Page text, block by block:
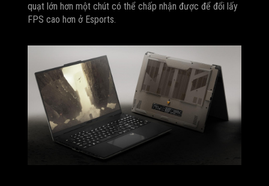
quạt lớn hơn một chút có thể chấp nhận được để đổi lấy
FPS cao hơn ở Esports.